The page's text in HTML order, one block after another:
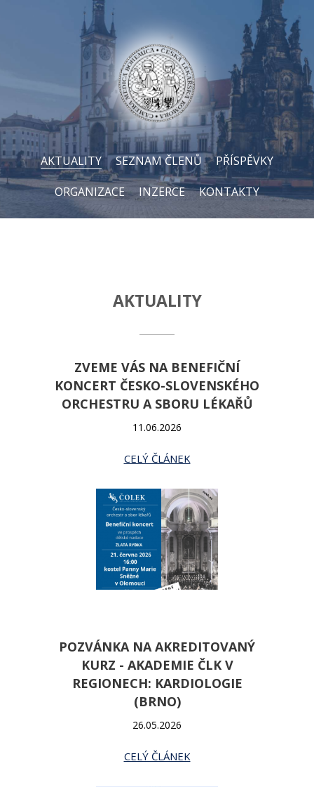
AKTUALITY SEZNAM ČLENŮ
PŘÍSPĚVKY
ORGANIZACE
INZERCE KONTAKTY
AKTUALITY
ZVEME VÁS NA BENEFIČNÍ
KONCERT ČESKO-SLOVENSKÉHO
ORCHESTRU A SBORU LÉKAŘŮ
11.06.2026
CELÝ ČLÁNEK
POZVÁNKA NA AKREDITOVANÝ
KURZ - AKADEMIE ČLK V
REGIONECH: KARDIOLOGIE
(BRNO)
26.05.2026
CELÝ ČLÁNEK